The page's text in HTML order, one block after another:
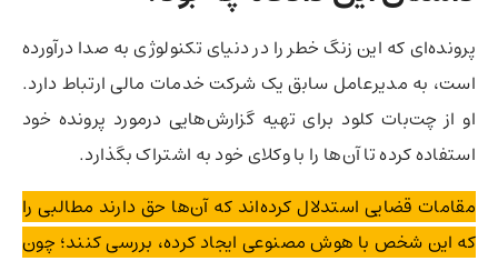
پرونده‌ای که این زنگ خطر را در دنیای تکنولوژی به صدا درآورده
است، به مدیرعامل سابق یک شرکت خدمات مالی ارتباط دارد.
او از چت‌بات کلود برای تهیه گزارش‌هایی درمورد پرونده خود
استفاده کرده تا آن‌ها را با وکلای خود به اشتراک بگذارد.
مقامات قضایی استدلال کرده‌اند که آن‌ها حق دارند مطالبی را
که این شخص با هوش مصنوعی ایجاد کرده، بررسی کنند؛ چون